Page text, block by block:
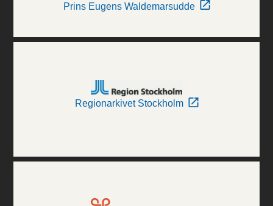
Prins Eugens Waldemarsudde
Regionarkivet Stockholm